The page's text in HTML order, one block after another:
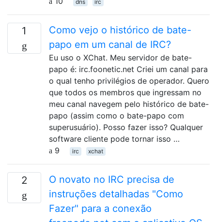
dns irc
1
Como vejo o histórico de bate-
papo em um canal de IRC?
Eu uso o XChat. Meu servidor de bate-
papo é: irc.foonetic.net Criei um canal para
o qual tenho privilégios de operador. Quero
que todos os membros que ingressam no
meu canal navegem pelo histórico de bate-
papo (assim como o bate-papo com
superusuário). Posso fazer isso? Qualquer
software cliente pode tornar isso …
9
irc xchat
2
O novato no IRC precisa de
instruções detalhadas "Como
Fazer" para a conexão